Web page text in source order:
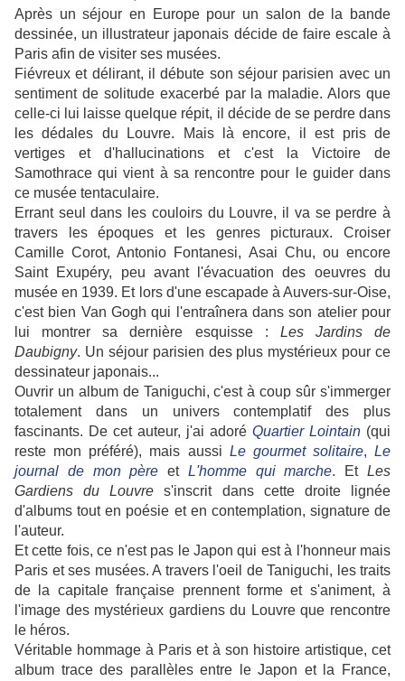
Après un séjour en Europe pour un salon de la bande
dessinée, un illustrateur japonais décide de faire escale à
Paris afin de visiter ses musées.
Fiévreux et délirant, il débute son séjour parisien avec un
sentiment de solitude exacerbé par la maladie. Alors que
celle-ci lui laisse quelque répit, il décide de se perdre dans
les dédales du Louvre. Mais là encore, il est pris de
vertiges et d'hallucinations et c'est la Victoire de
Samothrace qui vient à sa rencontre pour le guider dans
ce musée tentaculaire.
Errant seul dans les couloirs du Louvre, il va se perdre à
travers les époques et les genres picturaux. Croiser
Camille Corot, Antonio Fontanesi, Asai Chu, ou encore
Saint Exupéry, peu avant l'évacuation des oeuvres du
musée en 1939. Et lors d'une escapade à Auvers-sur-Oise,
c'est bien Van Gogh qui l'entraînera dans son atelier pour
lui montrer sa dernière esquisse : Les Jardins de
Daubigny. Un séjour parisien des plus mystérieux pour ce
dessinateur japonais...
Ouvrir un album de Taniguchi, c'est à coup sûr s'immerger
totalement dans un univers contemplatif des plus
fascinants. De cet auteur, j'ai adoré Quartier Lointain (qui
reste mon préféré), mais aussi Le gourmet solitaire, Le
journal de mon père et L'homme qui marche. EtLes
Gardiens du Louvre s'inscrit dans cette droite lignée
d'albums tout en poésie et en contemplation, signature de
l'auteur.
Et cette fois, ce n'est pas le Japon qui est à l'honneur mais
Paris et ses musées. A travers l'oeil de Taniguchi, les traits
de la capitale française prennent forme et s'animent, à
l'image des mystérieux gardiensdu Louvre que rencontre
le héros.
Véritable hommage à Paris et à son histoire artistique, cet
album trace des parallèles entre le Japon et la France,